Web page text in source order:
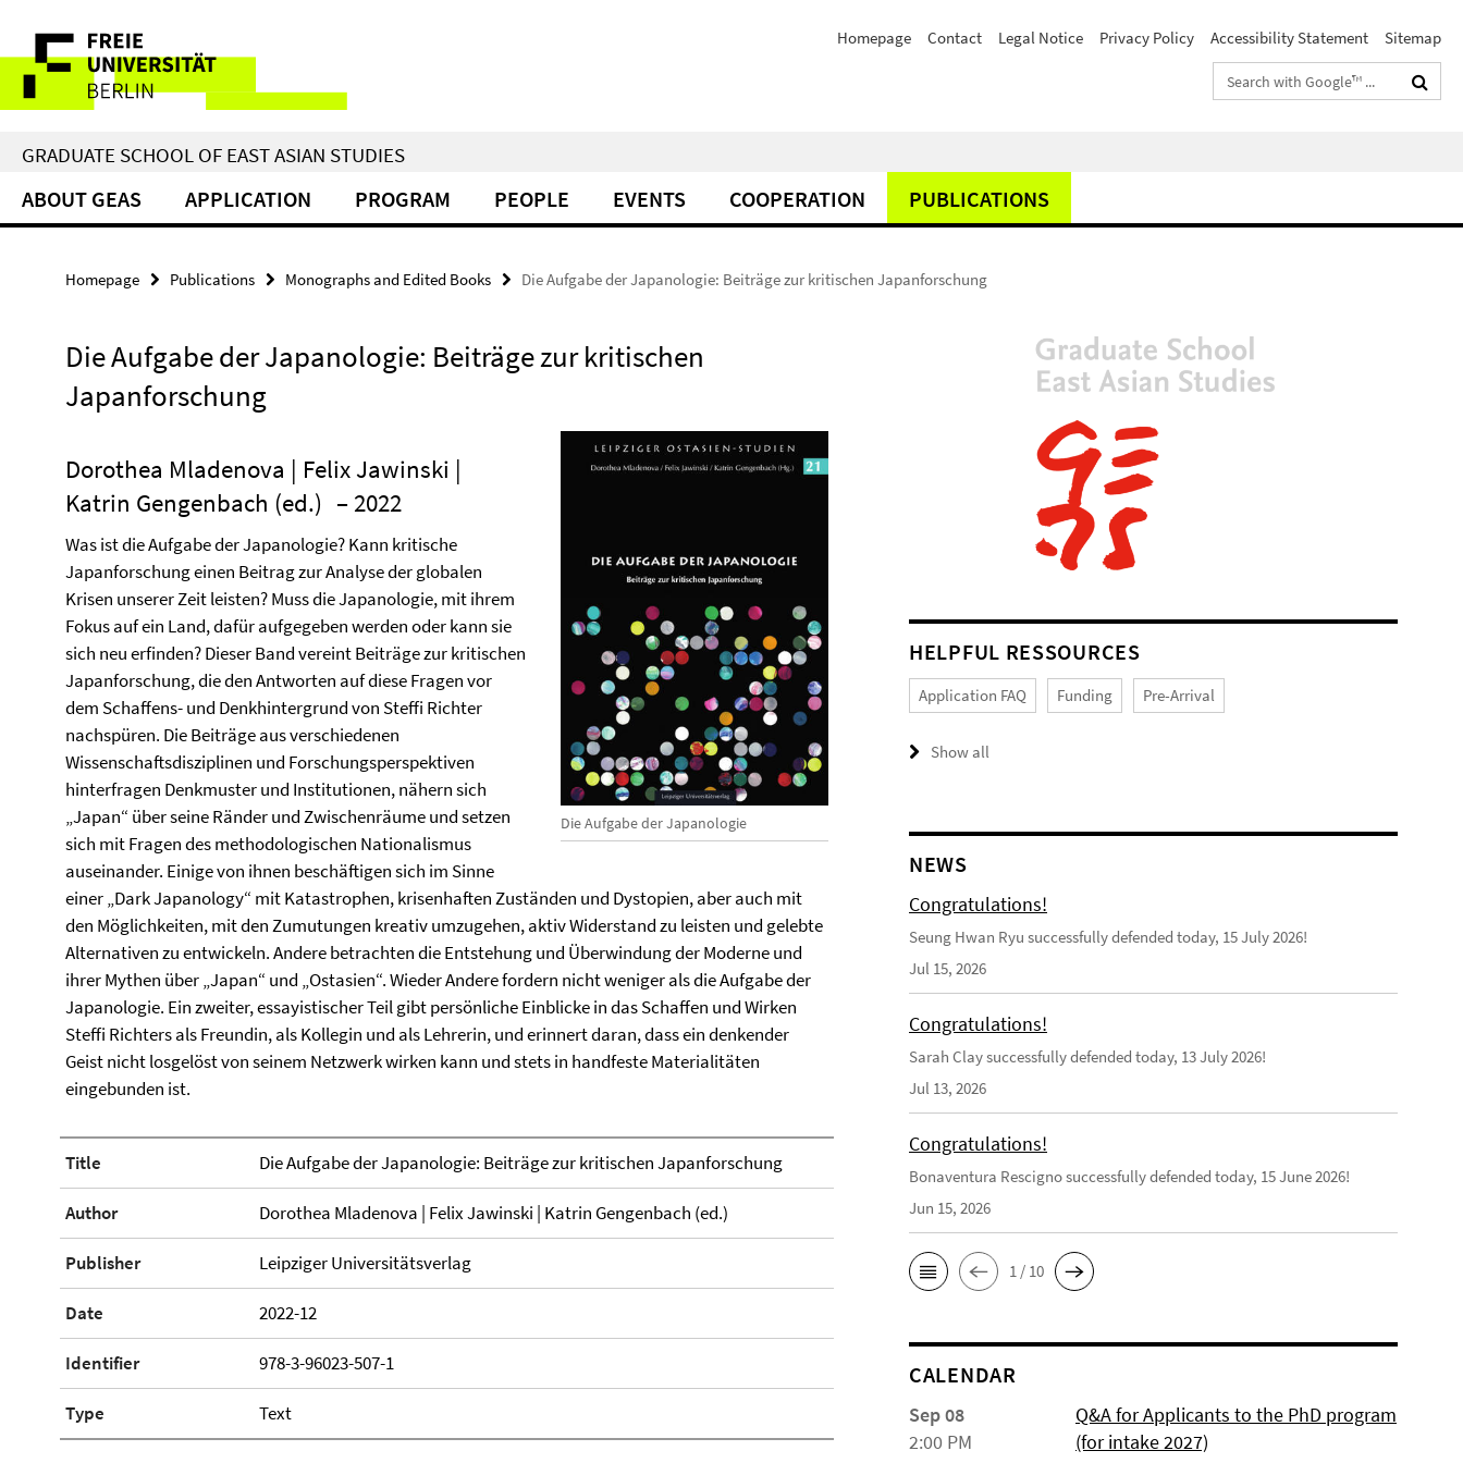
direkt
Inhalt
Service
Navigation
Homepage Contact Legal Notice Privacy Policy Accessibility Statement
Sitemap
Search
terms
GRADUATE SCHOOL OF EAST ASIAN STUDIES
ABOUT GEAS APPLICATION PROGRAM PEOPLE EVENTS COOPERATION PUBLICATIONS
Homepage Publications Monographs and Edited Books Die Aufgabe der Japanologie: Beiträge zur kritischen Japanforschung
Die Aufgabe der Japanologie: Beiträge zur kritischen
Japanforschung
Die Aufgabe der Japanologie
Dorothea Mladenova | Felix Jawinski |
Katrin Gengenbach (ed.) – 2022
Was ist die Aufgabe der Japanologie? Kann kritische
Japanforschung einen Beitrag zur Analyse der globalen
Krisen unserer Zeit leisten? Muss die Japanologie, mit ihrem
Fokus auf ein Land, dafür aufgegeben werden oder kann sie
sich neu erfinden? Dieser Band vereint Beiträge zur kritischen
Japanforschung, die den Antworten auf diese Fragen vor
dem Schaffens- und Denkhintergrund von Steffi Richter
nachspüren. Die Beiträge aus verschiedenen
Wissenschaftsdisziplinen und Forschungsperspektiven
hinterfragen Denkmuster und Institutionen, nähern sich
„Japan“ über seine Ränder und Zwischenräume und setzen
sich mit Fragen des methodologischen Nationalismus
auseinander. Einige von ihnen beschäftigen sich im Sinne
einer „Dark Japanology“ mit Katastrophen, krisenhaften Zuständen und Dystopien, aber auch mit
den Möglichkeiten, mit den Zumutungen kreativ umzugehen, aktiv Widerstand zu leisten und gelebte
Alternativen zu entwickeln. Andere betrachten die Entstehung und Überwindung der Moderne und
ihrer Mythen über „Japan“ und „Ostasien“. Wieder Andere fordern nicht weniger als die Aufgabe der
Japanologie. Ein zweiter, essayistischer Teil gibt persönliche Einblicke in das Schaffen und Wirken
Steffi Richters als Freundin, als Kollegin und als Lehrerin, und erinnert daran, dass ein denkender
Geist nicht losgelöst von seinem Netzwerk wirken kann und stets in handfeste Materialitäten
eingebunden ist.
Title Die Aufgabe der Japanologie: Beiträge zur kritischen Japanforschung
Author Dorothea Mladenova | Felix Jawinski | Katrin Gengenbach (ed.)
Publisher Leipziger Universitätsverlag
Date 2022-12
Identifier 978-3-96023-507-1
Type Text
HELPFUL RESSOURCES
Application FAQ Funding Pre-Arrival
Show all
NEWS
Congratulations!
Seung Hwan Ryu successfully defended today, 15 July 2026!
Jul 15, 2026
Congratulations!
Sarah Clay successfully defended today, 13 July 2026!
Jul 13, 2026
Congratulations!
Bonaventura Rescigno successfully defended today, 15 June 2026!
Jun 15, 2026
1 / 10
CALENDAR
Sep 08
2:00 PM
Q&A for Applicants to the PhD program
(for intake 2027)